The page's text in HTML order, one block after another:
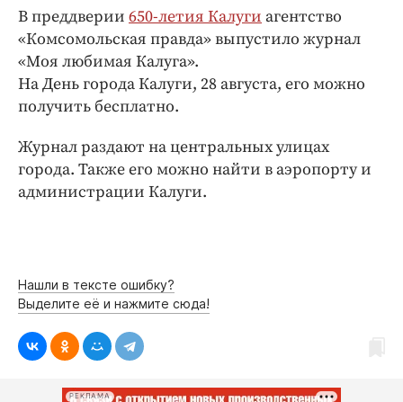
ПРОЕКТЫ
Блоги
Издания
Медиаперсона
Клиника года
Бренд года
В преддверии 650-летия Калуги агентство
«Комсомольская правда» выпустило журнал
«Моя любимая Калуга».
На День города Калуги, 28 августа, его можно
получить бесплатно.
Журнал раздают на центральных улицах
города. Также его можно найти в аэропорту и
администрации Калуги.
Нашли в тексте ошибку?
Выделите её и нажмите сюда!
РЕКЛАМА